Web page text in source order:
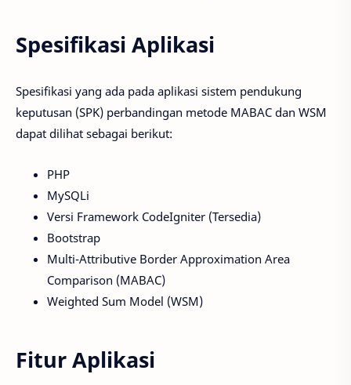
Spesifikasi Aplikasi
Spesifikasi yang ada pada aplikasi sistem pendukung
keputusan (SPK) perbandingan metode MABAC dan WSM
dapat dilihat sebagai berikut:
PHP
MySQLi
Versi Framework CodeIgniter (Tersedia)
Bootstrap
Multi-Attributive Border Approximation Area
Comparison (MABAC)
Weighted Sum Model (WSM)
Fitur Aplikasi